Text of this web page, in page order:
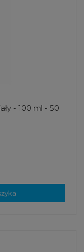
- 100 ml - 50